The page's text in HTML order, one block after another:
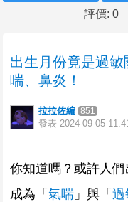
評價: 0
出生月份竟是過
喘、鼻炎！
拉拉佐編 851
發表 2024-09-05
你知道嗎？或許人
成為「氣喘 」與「過